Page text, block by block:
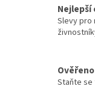
Slevy pro
Staňte se